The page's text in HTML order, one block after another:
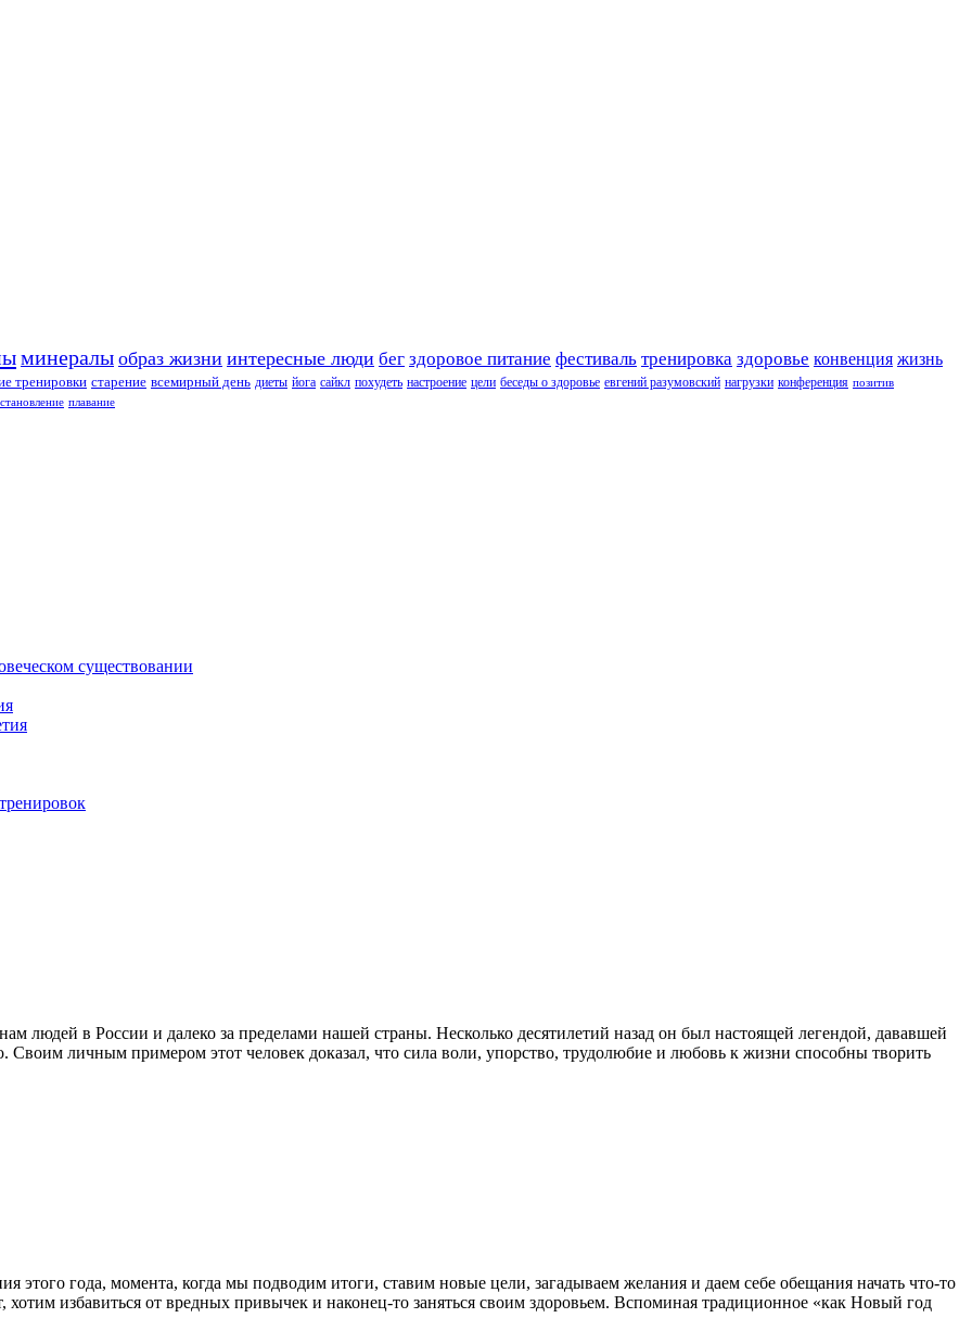
минералы образ жизни интересные люди бег здоровое питание фестиваль тренировка здоровье конвенция жизнь
тренировки старение всемирный день диеты йога сайкл похудеть настроение цели беседы о здоровье евгений разумовский нагрузки конференция позитив
плавание
существовании
людей в России и далеко за пределами нашей страны. Несколько десятилетий назад он был настоящей легендой, дававшей
Своим личным примером этот человек доказал, что сила воли, упорство, трудолюбие и любовь к жизни способны творить
этого года, момента, когда мы подводим итоги, ставим новые цели, загадываем желания и даем себе обещания начать что-то
хотим избавиться от вредных привычек и наконец-то заняться своим здоровьем. Вспоминая традиционное «как Новый год